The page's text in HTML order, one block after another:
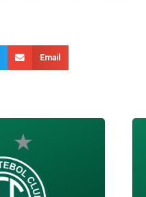
Email